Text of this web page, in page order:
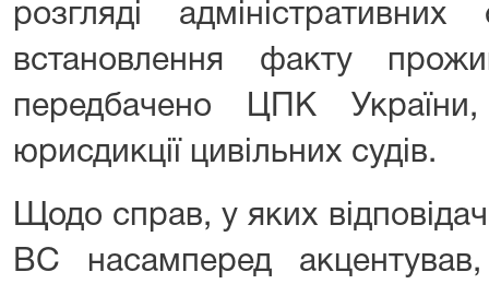
розгляді
встановлення факту
передбачено ЦПК
юрисдикції цивільних судів.
Щодо справ, у яких
ВС насамперед